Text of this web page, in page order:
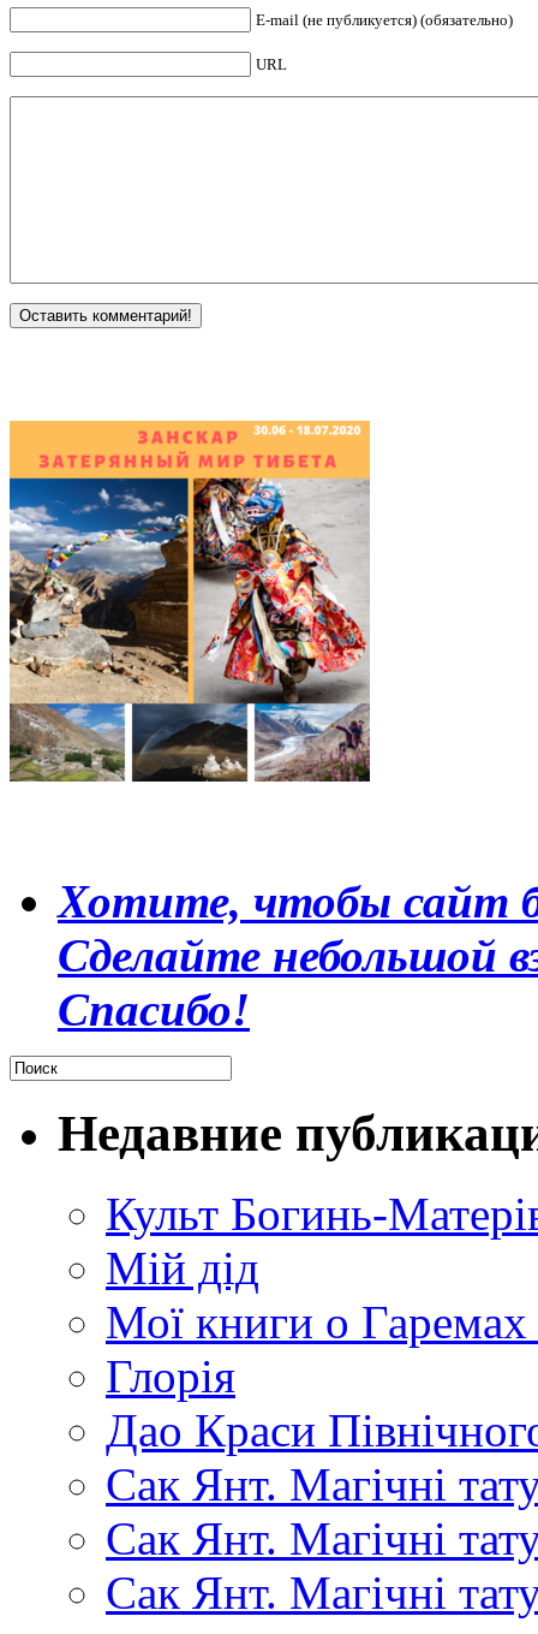
E-mail (не публикуется) (обязательно)
URL
Хотите, чтобы сайт
Сделайте небольшой
Спасибо!
Недавние
Культ Богинь-
Мій дід
Мої книги о
Глорія
Дао Краси
Сак Янт. Магічні
Сак Янт. Магічні
Сак Янт. Магічні